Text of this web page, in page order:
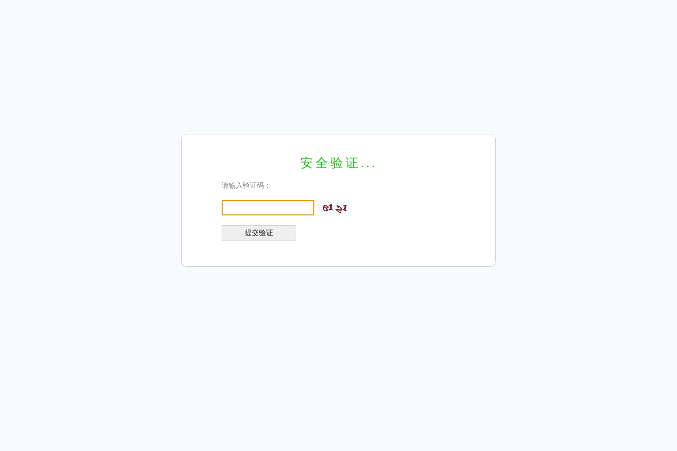
安全验证...
请输入验证码：